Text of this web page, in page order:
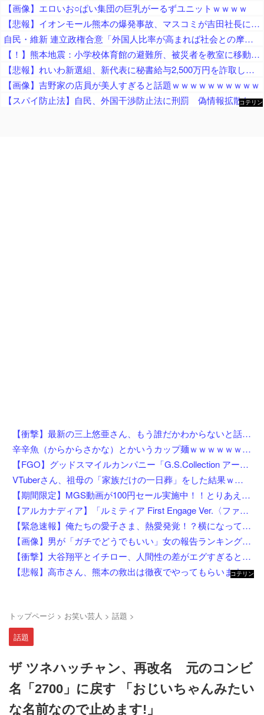
【画像】エロいお○ぱい集団の巨乳がーるずユニットｗｗｗｗ
【悲報】イオンモール熊本の爆発事故、マスコミが吉田社長にイオンのせいでガス漏れたと言わんばかりのガン詰め記者会見がネットで話題に → ………
自民・維新 連立政権合意「外国人比率が高まれば社会との摩擦が起きかねない」外国人の受け入れ人数に量的管理（数値目標の検討を含む）を進める 経済界「制限強化は困る」と懸念
【！】熊本地震：小学校体育館の避難所、被災者を教室に移動させ即座にエアコン工事が始まる ※体育館のエアコン設置は自治体の管轄
【悲報】れいわ新選組、新代表に秘書給与2,500万円を詐取し逮捕された山本譲司氏が就任 → 保守・百田代表「こんなクズが代表って、どんなギャグやねん！」
【画像】吉野家の店員が美人すぎると話題ｗｗｗｗｗｗｗｗｗｗ
【スパイ防止法】自民、外国干渉防止法に刑罰 偽情報拡散などの不当干渉を防止 これに反対する政党はどこかな？
コテリン
【衝撃】最新の三上悠亜さん、もう誰だかわからないと話題になってしまった画像がこちら
辛辛魚（からからさかな）とかいうカップ麺ｗｗｗｗｗｗｗｗｗｗ
【FGO】グッドスマイルカンパニー「G.S.Collection アーチャー/バーヴァン・シー 英霊祝装Ver.」【フィギュア化決定】
VTuberさん、祖母の「家族だけの一日葬」をした結果ｗｗｗｗｗｗｗ
【期間限定】MGS動画が100円セール実施中！！とりあえず全部買うやろｗｗｗｗｗ
【アルカナディア】「ルミティア First Engage Ver.〈ファーストエンゲージVer.〉」プラモデル【5日予約開始】
【緊急速報】俺たちの愛子さま、熱愛発覚！？横になってしまう奴らが大量発生してしまう…
【画像】男が「ガチでどうでもいい」女の報告ランキング、圧倒的第１位と言えば『コレ』w w w w w w w w w w
【衝撃】大谷翔平とイチロー、人間性の差がエグすぎると話題に←お前らコレ見てどう思う？？？？？？
【悲報】高市さん、熊本の救出は徹夜でやってもらいますと言ってしまいめっちゃ炎上してしまうw w w w w w w w w
コテリン
トップページ > お笑い芸人 > 話題 >
話題
ザ ツネハッチャン、再改名 元のコンビ
名「2700」に戻す 「おじいちゃんみたい
な名前なので止めます!」